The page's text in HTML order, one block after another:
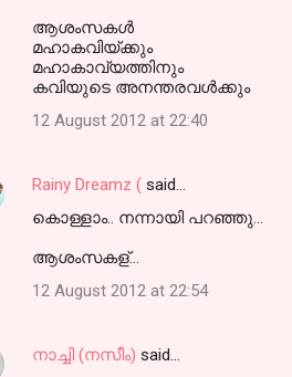
ആശംസകള്‍
മഹാകവിയ്ക്കും
മഹാകാവ്യത്തിനും
കവിയുടെ അനന്തരവള്‍ക്കും
12 August 2012 at 22:40
Rainy Dreamz ( said…
കൊള്ളാം.. നന്നായി പറഞ്ഞു...
ആശംസകള്...
12 August 2012 at 22:54
നാച്ചി (നസീം) said…